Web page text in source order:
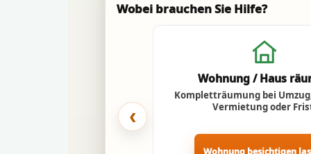
Wobei brauchen Sie Hilfe?
‹
Wohnung / Haus
Kompletträumung bei
Vermietung oder
Wohnung besichtigen